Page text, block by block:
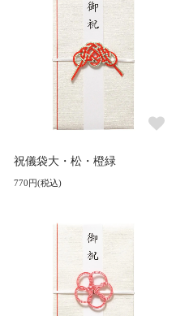
祝儀袋大・松・橙緑
770円(税込)